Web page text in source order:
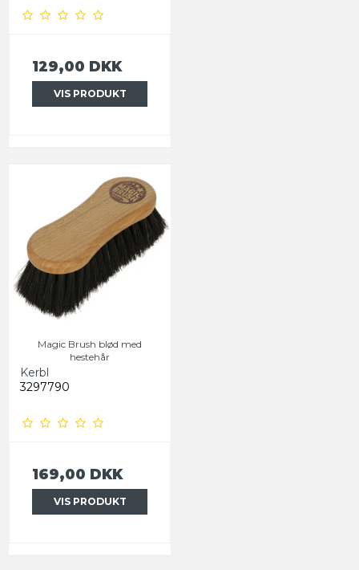
129,00 DKK
VIS PRODUKT
Magic Brush blød med
hestehår
Kerbl
3297790
169,00 DKK
VIS PRODUKT